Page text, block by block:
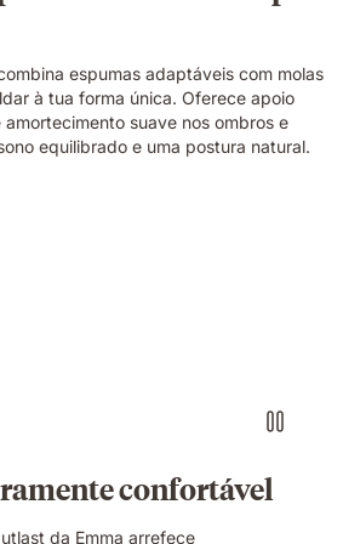
espumas adaptáveis com molas
à tua forma única. Oferece apoio
suave nos ombros e
equilibrado e uma postura natural.
confortável
da Emma arrefece